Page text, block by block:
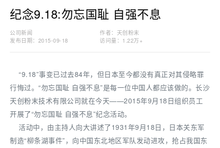
纪念9.18:勿忘国耻 自强不息
公司新闻
作者：天创粉末
发布日期：2015-09-18
访问量： 1.22万+
“9.18”事变已过去84年，但日本至今都没有真正对其侵略罪
行悔过。“勿忘国耻 自强不息”是每一位中国人都应该做的。长沙
天创粉末技术有限公司就在今天——2015年9月18日组织员工
开展了“勿忘国耻 自强不息”纪念活动。
活动中，由主持人向大讲述了1931年9月18日，日本关东军
制造“柳条湖事件”，向中国东北地区军队发动进攻，抢占我国东